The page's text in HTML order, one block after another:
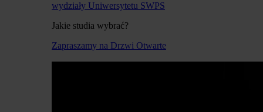
wydziały Uniwersytetu SWPS
Jakie studia wybrać?
Zapraszamy na Drzwi Otwarte